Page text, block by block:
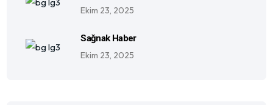
Ekim 23, 2025
Sağnak Haber
Ekim 23, 2025